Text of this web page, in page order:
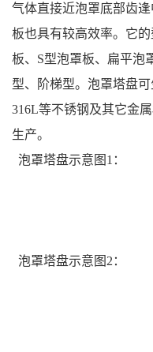
气体直接近泡罩底部齿
板也具有较高效率。它
板、S型泡罩板、扁平泡
型、阶梯型。泡罩塔盘可
316L等不锈钢及其它金
生产。
泡罩塔盘示意图1：
泡罩塔盘示意图2：